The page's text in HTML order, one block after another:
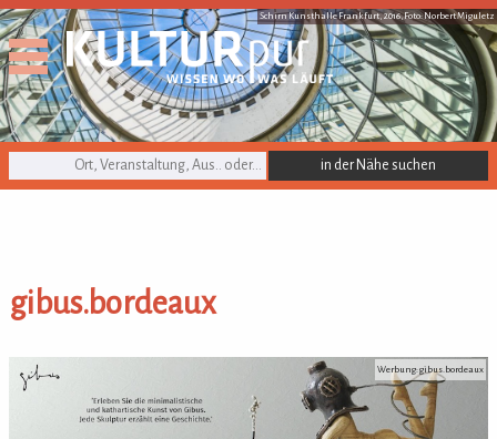
Schirn Kunsthalle Frankfurt, 2016, Foto: Norbert Miguletz
KULTURpur Suche
gibus.bordeaux
gibus.bordeaux Werbung: gibus.bordeaux